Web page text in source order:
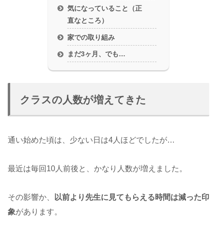
気になっていること（正
直なところ）
家での取り組み
まだ3ヶ月、でも…
クラスの人数が増えてきた
通い始めた頃は、少ない日は4人ほどでしたが…
最近は毎回10人前後と、かなり人数が増えました。
その影響か、
以前より先生に見てもらえる時間は減った印
象があります。